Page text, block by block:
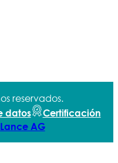
reservados.
datos Certificación
Lance AG